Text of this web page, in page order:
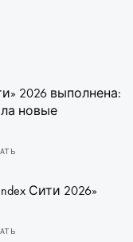
2026 выполнена:
новые
Сити 2026»